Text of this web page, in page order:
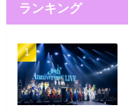
ランキング